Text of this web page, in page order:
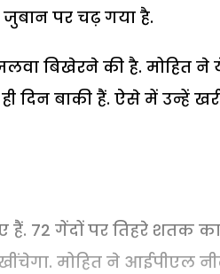
पर चढ़ गया है.
बिखेरने की है. मोहित ने
दिन बाकी हैं. ऐसे में उन्हें
72 गेंदों पर तिहरे शतक
मोहित ने आईपीएल